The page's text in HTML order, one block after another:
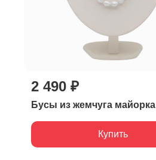
2 490 ₽
Бусы из жемчуга майорка
Купить